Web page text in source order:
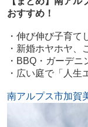
おすすめ！
・伸び伸び子育て
・新婚ホヤホヤ、
・BBQ・ガーデ
・広い庭で「人生
南アルプス市加賀